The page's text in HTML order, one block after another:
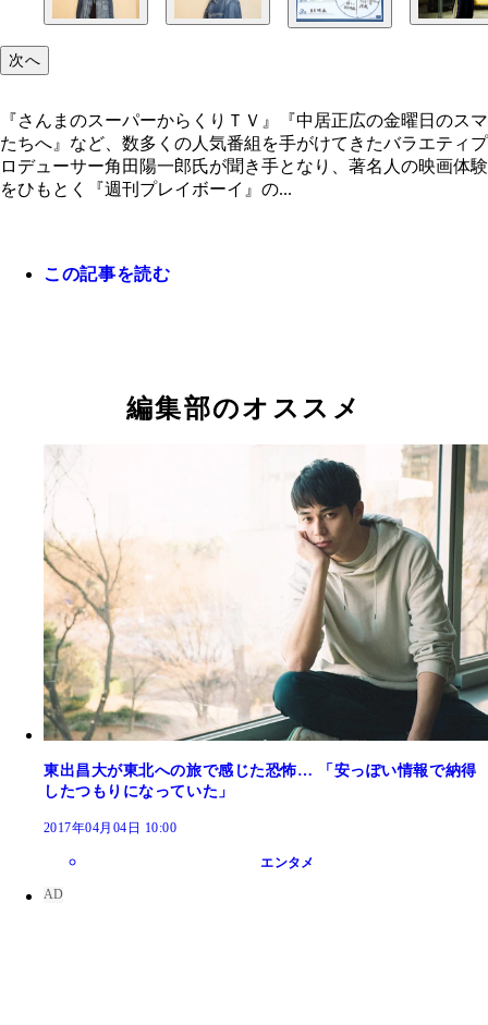
次へ
『さんまのスーパーからくりＴＶ』『中居正広の金曜日のスマ
たちへ』など、数多くの人気番組を手がけてきたバラエティプ
ロデューサー角田陽一郎氏が聞き手となり、著名人の映画体験
をひもとく『週刊プレイボーイ』の...
この記事を読む
編集部のオススメ
東出昌大が東北への旅で感じた恐怖… 「安っぽい情報で納得
したつもりになっていた」
2017年04月04日 10:00
エンタメ